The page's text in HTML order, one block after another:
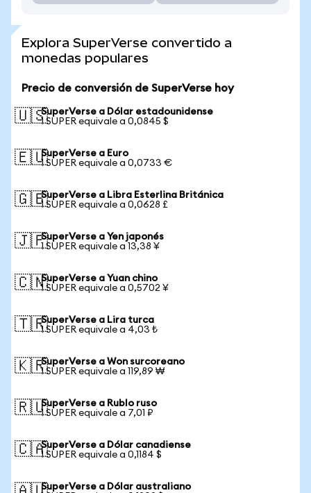
Explora SuperVerse convertido a
monedas populares
Precio de conversión de SuperVerse hoy
🇺🇸SuperVerse a Dólar estadounidense
1 SUPER equivale a 0,0845 $
🇪🇺SuperVerse a Euro
1 SUPER equivale a 0,0733 €
🇬🇧SuperVerse a Libra Esterlina Británica
1 SUPER equivale a 0,0628 £
🇯🇵SuperVerse a Yen japonés
1 SUPER equivale a 13,38 ¥
🇨🇳SuperVerse a Yuan chino
1 SUPER equivale a 0,5702 ¥
🇹🇷SuperVerse a Lira turca
1 SUPER equivale a 4,03 ₺
🇰🇷SuperVerse a Won surcoreano
1 SUPER equivale a 119,89 ₩
🇷🇺SuperVerse a Rublo ruso
1 SUPER equivale a 7,01 ₽
🇨🇦SuperVerse a Dólar canadiense
1 SUPER equivale a 0,1184 $
SuperVerse a Dólar australiano